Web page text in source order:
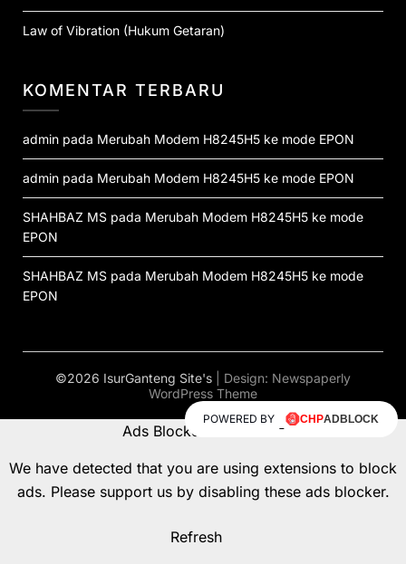
Law of Vibration (Hukum Getaran)
KOMENTAR TERBARU
admin pada Merubah Modem H8245H5 ke mode EPON
admin pada Merubah Modem H8245H5 ke mode EPON
SHAHBAZ MS pada Merubah Modem H8245H5 ke mode
EPON
SHAHBAZ MS pada Merubah Modem H8245H5 ke mode
EPON
©2026 IsurGanteng Site's | Design: Newspaperly
WordPress Theme
Ads Blocker Detected!!!
We have detected that you are using extensions to block
ads. Please support us by disabling these ads blocker.
Refresh
POWERED BY